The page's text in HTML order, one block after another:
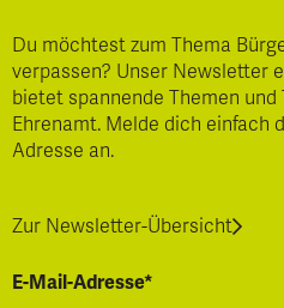
Du möchtest zum Thema
verpassen? Unser Newsletter
bietet spannende Themen und
Ehrenamt. Melde dich einfach
Adresse an.
Zur Newsletter-Übersicht
E-Mail-Adresse*